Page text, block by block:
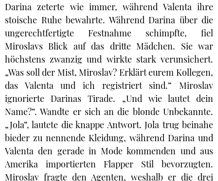
Darina zeterte wie immer, während Valenta ihre
stoische Ruhe bewahrte. Während Darina über die
ungerechtfertigte Festnahme schimpfte, fiel
Miroslavs Blick auf das dritte Mädchen. Sie war
höchstens zwanzig und wirkte stark verunsichert.
„Was soll der Mist, Miroslav? Erklärt eurem Kollegen,
das Valenta und ich registriert sind.“ Miroslav
ignorierte Darinas Tirade. „Und wie lautet dein
Name?“. Wandte er sich an die blonde Unbekannte.
„Jola“, lautete die knappe Antwort. Jola trug beinahe
bieder zu nennende Kleidung, während Darina und
Valenta den gerade in Mode kommenden und aus
Amerika importierten Flapper Stil bevorzugten.
Miroslav fragte den Agenten, weshalb er die drei